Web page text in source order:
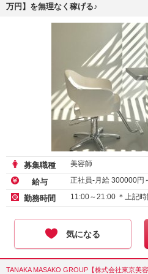
万円】を無理なく稼げる♪
募集職種 美容師
給与 正社員-月給 300000円
勤務時間 11:00～21:00 ＊上記
気になる
TANAKA MASAKO GROUP【株式会社東京美